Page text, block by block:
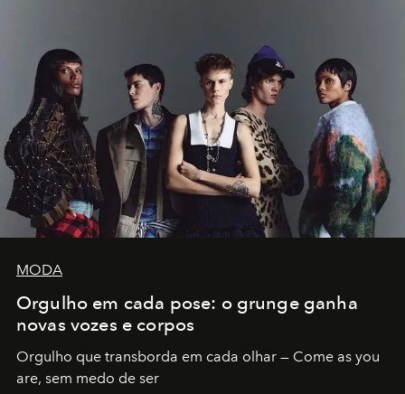
MODA
Orgulho em cada pose: o grunge ganha
novas vozes e corpos
Orgulho que transborda em cada olhar — Come as you
are, sem medo de ser